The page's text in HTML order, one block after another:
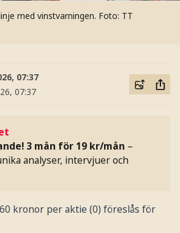
med vinstvarningen. Foto: TT
07:37
07:37
3 mån för 19 kr/mån –
analyser, intervjuer och
kronor per aktie (0) föreslås för